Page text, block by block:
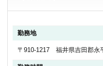
勤務地
〒910-1217 福井県吉田郡永